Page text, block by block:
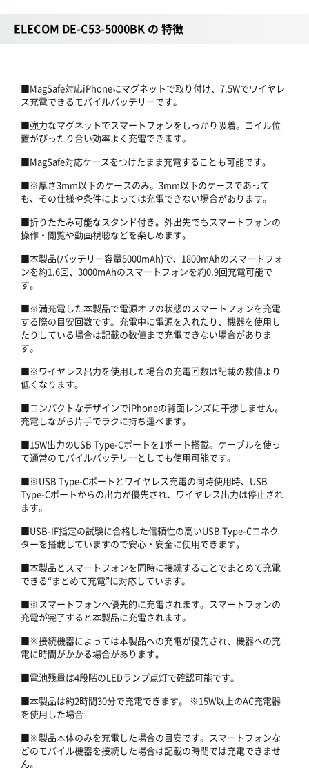
ELECOM DE-C53-5000BK の 特徴
■MagSafe対応iPhoneにマグネットで取り付け、7.5Wでワイヤレ
ス充電できるモバイルバッテリーです。
■強力なマグネットでスマートフォンをしっかり吸着。コイル位
置がぴったり合い効率よく充電できます。
■MagSafe対応ケースをつけたまま充電することも可能です。
■※厚さ3mm以下のケースのみ。3mm以下のケースであって
も、その仕様や条件によっては充電できない場合があります。
■折りたたみ可能なスタンド付き。外出先でもスマートフォンの
操作・閲覧や動画視聴などを楽しめます。
■本製品(バッテリー容量5000mAh)で、1800mAhのスマートフォ
ンを約1.6回、3000mAhのスマートフォンを約0.9回充電可能で
す。
■※満充電した本製品で電源オフの状態のスマートフォンを充電
する際の目安回数です。充電中に電源を入れたり、機器を使用し
たりしている場合は記載の数値まで充電できない場合がありま
す。
■※ワイヤレス出力を使用した場合の充電回数は記載の数値より
低くなります。
■コンパクトなデザインでiPhoneの背面レンズに干渉しません。
充電しながら片手でラクに持ち運べます。
■15W出力のUSB Type-Cポートを1ポート搭載。ケーブルを使っ
て通常のモバイルバッテリーとしても使用可能です。
■※USB Type-Cポートとワイヤレス充電の同時使用時、USB
Type-Cポートからの出力が優先され、ワイヤレス出力は停止され
ます。
■USB-IF指定の試験に合格した信頼性の高いUSB Type-Cコネク
ターを搭載していますので安心・安全に使用できます。
■本製品とスマートフォンを同時に接続することでまとめて充電
できる“まとめて充電”に対応しています。
■※スマートフォンへ優先的に充電されます。スマートフォンの
充電が完了すると本製品に充電されます。
■※接続機器によっては本製品への充電が優先され、機器への充
電に時間がかかる場合があります。
■電池残量は4段階のLEDランプ点灯で確認可能です。
■本製品は約2時間30分で充電できます。 ※15W以上のAC充電器
を使用した場合
■※製品本体のみを充電した場合の目安です。スマートフォンな
どのモバイル機器を接続した場合は記載の時間では充電できませ
ん。